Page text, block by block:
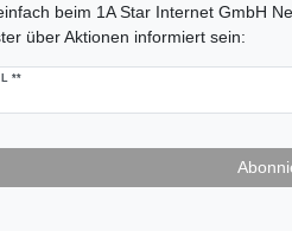
beim 1A Star Internet GmbH
über Aktionen informiert sein:
**